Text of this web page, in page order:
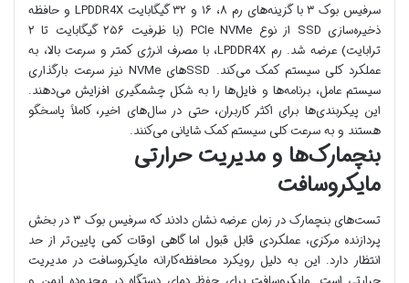
سرفیس بوک ۳ با گزینه‌های رم ۸، ۱۶ و ۳۲ گیگابایت LPDDR4X و حافظه
ذخیره‌سازی SSD از نوع PCIe NVMe (با ظرفیت ۲۵۶ گیگابایت تا ۲
ترابایت) عرضه شد. رم LPDDR4X، با مصرف انرژی کمتر و سرعت بالا، به
عملکرد کلی سیستم کمک می‌کند. SSDهای NVMe نیز سرعت بارگذاری
سیستم عامل، برنامه‌ها و فایل‌ها را به شکل چشمگیری افزایش می‌دهند.
این پیکربندی‌ها برای اکثر کاربران، حتی در سال‌های اخیر، کاملاً پاسخگو
هستند و به سرعت کلی سیستم کمک شایانی می‌کنند.
بنچمارک‌ها و مدیریت حرارتی
مایکروسافت
تست‌های بنچمارک در زمان عرضه نشان دادند که سرفیس بوک ۳ در بخش
پردازنده مرکزی، عملکردی قابل قبول اما گاهی اوقات کمی پایین‌تر از حد
انتظار دارد. این به دلیل رویکرد محافظه‌کارانه مایکروسافت در مدیریت